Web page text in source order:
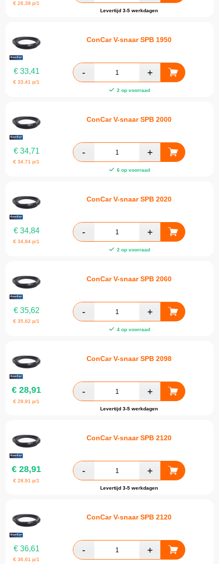
€26,39 p/1
Levertijd 3-5 werkdagen
ConCar V-snaar SPB 1950
€33,41
€33,41 p/1
2 op voorraad
ConCar V-snaar SPB 2000
€34,71
€34,71 p/1
6 op voorraad
ConCar V-snaar SPB 2020
€34,84
€34,84 p/1
2 op voorraad
ConCar V-snaar SPB 2060
€35,62
€35,62 p/1
4 op voorraad
ConCar V-snaar SPB 2098
€ 28,91
€28,91 p/1
Levertijd 3-5 werkdagen
ConCar V-snaar SPB 2120
€ 28,91
€28,91 p/1
Levertijd 3-5 werkdagen
ConCar V-snaar SPB 2120
€36,61
€36,61 p/1